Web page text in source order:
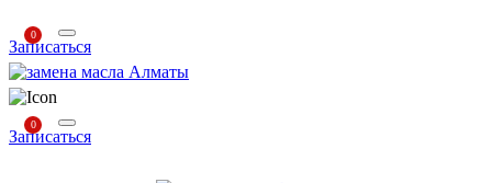
0
Записаться
0
Записаться